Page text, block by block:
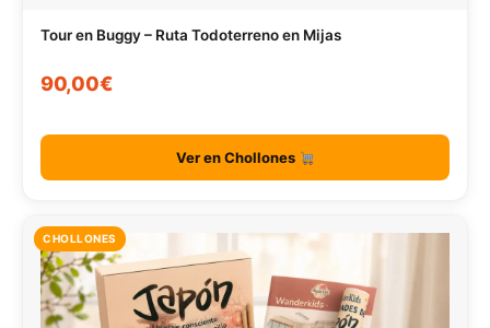
Tour en Buggy – Ruta Todoterreno en Mijas
90,00€
Ver en Chollones
CHOLLONES